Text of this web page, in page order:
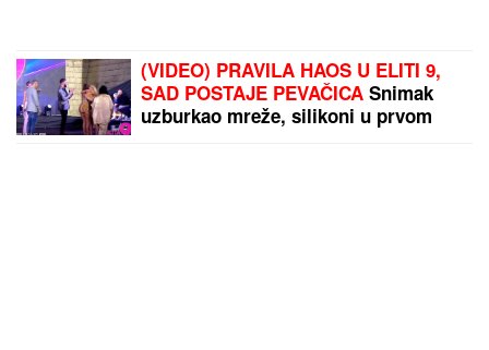
(VIDEO) PRAVILA HAOS U ELITI 9,
SAD POSTAJE PEVAČICA Snimak
uzburkao mreže, silikoni u prvom